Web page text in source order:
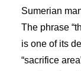
Sumerian
The phrase
is one of its
“sacrifice